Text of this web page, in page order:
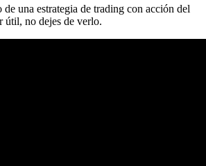
de una estrategia de trading con acción del
útil, no dejes de verlo.